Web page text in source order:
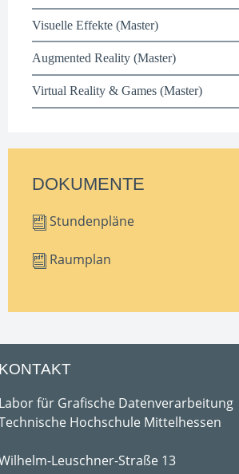
Visuelle Effekte (Master)
Augmented Reality (Master)
Virtual Reality & Games (Master)
DOKUMENTE
Stundenpläne
Raumplan
für Grafische Datenverarbeitung
Hochschule Mittelhessen
Leuschner-Straße 13